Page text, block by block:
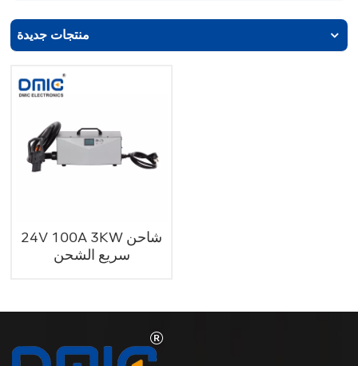
منتجات جديدة
24V 100A 3KW شاحن
سريع الشحن